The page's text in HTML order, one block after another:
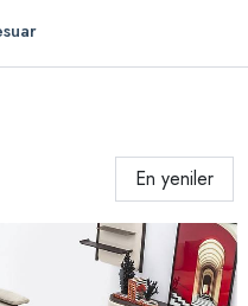
En yeniler